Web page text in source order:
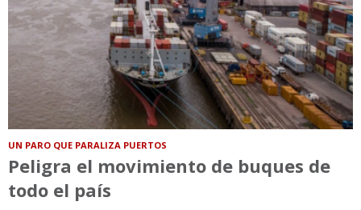
UN PARO QUE PARALIZA PUERTOS
Peligra el movimiento de buques de
todo el país